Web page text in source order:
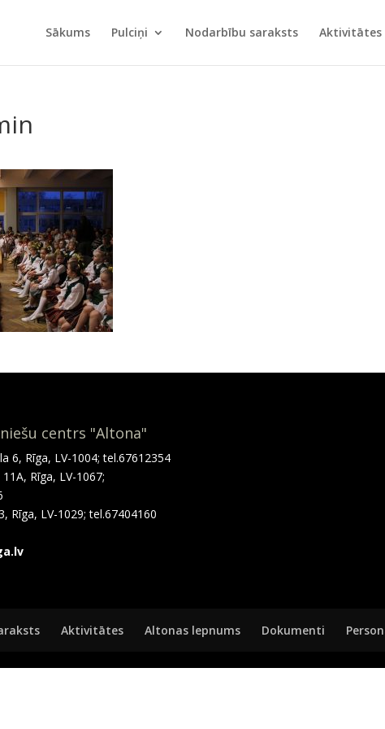
Sākums Pulciņi Nodarbību saraksts Aktivitātes
centrs "Altona"
6, Rīga, LV-1004; tel.67612354
Rīga, LV-1067;
Rīga, LV-1029; tel.67404160
Aktivitātes Altonas lepnums Dokumenti